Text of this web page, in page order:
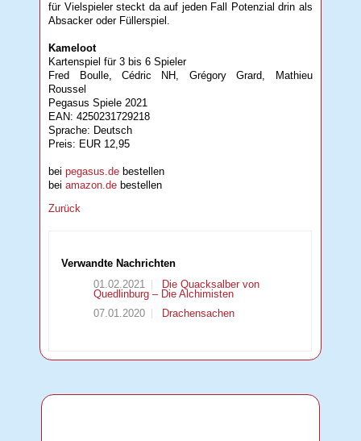
für Vielspieler steckt da auf jeden Fall Potenzial drin als
Absacker oder Füllerspiel.
Kameloot
Kartenspiel für 3 bis 6 Spieler
Fred Boulle, Cédric NH, Grégory Grard, Mathieu
Roussel
Pegasus Spiele 2021
EAN: 4250231729218
Sprache: Deutsch
Preis: EUR 12,95
beipegasus.de bestellen
beiamazon.de bestellen
Zurück
Verwandte Nachrichten
01.02.2021
Die Quacksalber von
Quedlinburg – Die Alchimisten
07.01.2020
Drachensachen